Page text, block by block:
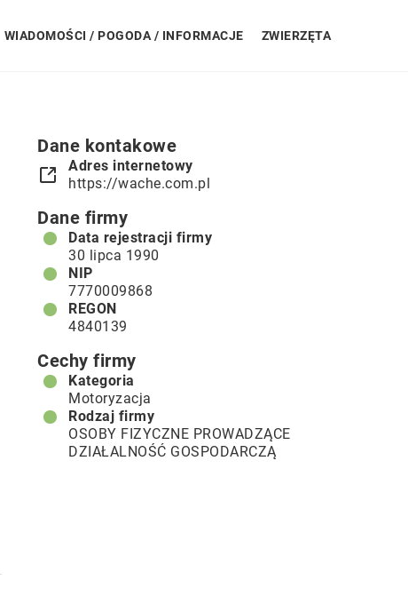
WIADOMOŚCI / POGODA / INFORMACJE ZWIERZĘTA
Dane kontakowe
Adres internetowy
https://wache.com.pl
Dane firmy
Data rejestracji firmy
30 lipca 1990
NIP
7770009868
REGON
4840139
Cechy firmy
Kategoria
Motoryzacja
Rodzaj firmy
OSOBY FIZYCZNE PROWADZĄCE
DZIAŁALNOŚĆ GOSPODARCZĄ